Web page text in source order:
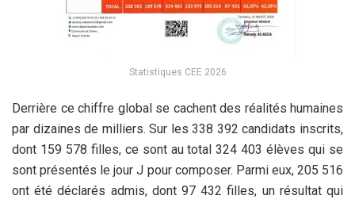
Statistiques CEE 2026
Derrière ce chiffre global se cachent des réalités humaines
par dizaines de milliers. Sur les 338 392 candidats inscrits,
dont 159 578 filles, ce sont au total 324 403 élèves qui se
sont présentés le jour J pour composer. Parmi eux, 205 516
ont été déclarés admis, dont 97 432 filles, un résultat qui